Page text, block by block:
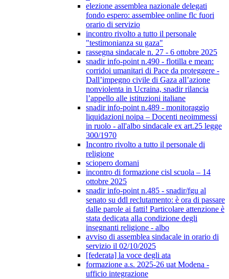
elezione assemblea nazionale delegati
fondo espero: assemblee online flc fuori
orario di servizio
incontro rivolto a tutto il personale
"testimonianza su gaza"
rassegna sindacale n. 27 - 6 ottobre 2025
snadir info-point n.490 - flotilla e mean:
corridoi umanitari di Pace da proteggere -
Dall’impegno civile di Gaza all’azione
nonviolenta in Ucraina, snadir rilancia
l’appello alle istituzioni italiane
snadir info-point n.489 - monitoraggio
liquidazioni noipa – Docenti neoimmessi
in ruolo - all'albo sindacale ex art.25 legge
300/1970
Incontro rivolto a tutto il personale di
religione
sciopero domani
incontro di formazione cisl scuola – 14
ottobre 2025
snadir info-point n.485 - snadir/fgu al
senato su ddl reclutamento: è ora di passare
dalle parole ai fatti! Particolare attenzione è
stata dedicata alla condizione degli
insegnanti religione - albo
avviso di assemblea sindacale in orario di
servizio il 02/10/2025
[federata] la voce degli ata
formazione a.s. 2025-26 uat Modena -
ufficio integrazione